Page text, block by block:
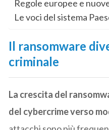
Regole europee e
Le voci del sistema
Il ransomware
criminale
La crescita del
del cybercrime verso